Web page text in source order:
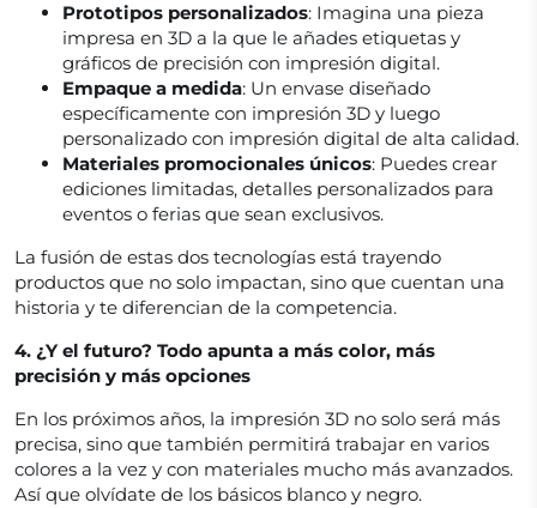
Prototipos personalizados: Imagina una pieza
impresa en 3D a la que le añades etiquetas y
gráficos de precisión con impresión digital.
Empaque a medida: Un envase diseñado
específicamente con impresión 3D y luego
personalizado con impresión digital de alta calidad.
Materiales promocionales únicos: Puedes crear
ediciones limitadas, detalles personalizados para
eventos o ferias que sean exclusivos.
La fusión de estas dos tecnologías está trayendo
productos que no solo impactan, sino que cuentan una
historia y te diferencian de la competencia.
4. ¿Y el futuro? Todo apunta a más color, más
precisión y más opciones
En los próximos años, la impresión 3D no solo será más
precisa, sino que también permitirá trabajar en varios
colores a la vez y con materiales mucho más avanzados.
Así que olvídate de los básicos blanco y negro.